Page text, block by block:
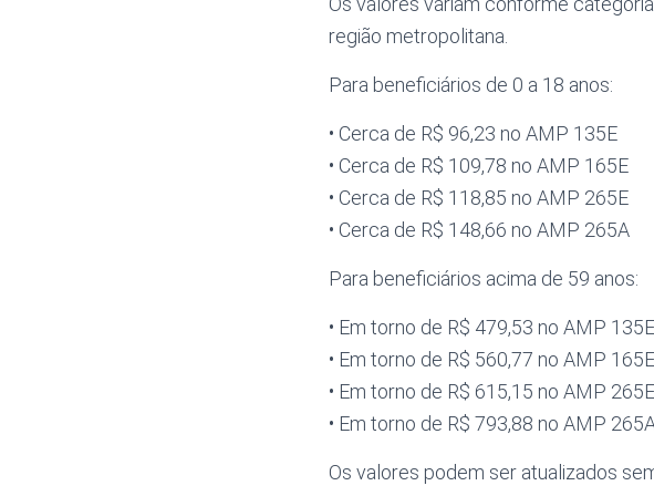
região metropolitana.
Para beneficiários de 0 a 18 anos:
• Cerca de R$ 96,23 no AMP 135E
• Cerca de R$ 109,78 no AMP 165E
• Cerca de R$ 118,85 no AMP 265E
• Cerca de R$ 148,66 no AMP 265A
Para beneficiários acima de 59 anos:
• Em torno de R$ 479,53 no AMP 135E
• Em torno de R$ 560,77 no AMP 165E
• Em torno de R$ 615,15 no AMP 265E
• Em torno de R$ 793,88 no AMP
Os valores podem ser atualizados